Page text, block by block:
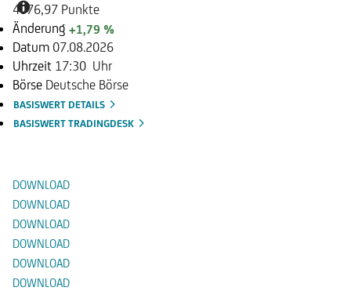
4076,97 Punkte
Änderung +1,79 %
Datum 07.08.2026
Uhrzeit 17:30 Uhr
Börse Deutsche Börse
BASISWERT DETAILS
BASISWERT TRADINGDESK
DOWNLOAD
DOWNLOAD
DOWNLOAD
DOWNLOAD
DOWNLOAD
DOWNLOAD